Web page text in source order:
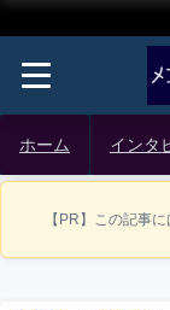
ホーム インタ
【PR】この記事